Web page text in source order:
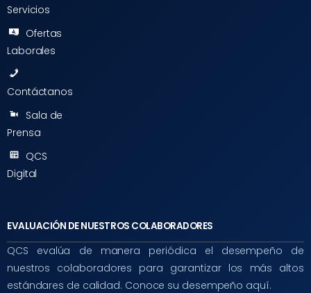
Servicios
Ofertas
Laborales
Contáctanos
Sala de
Prensa
QCS
Digital
EVALUACIÓN DE NUESTROS COLABORADORES
QCS evalúa de manera periódica el desempeño de
nuestros colaboradores para garantizar los más altos
estándares de calidad. Conoce su desempeño aquí.